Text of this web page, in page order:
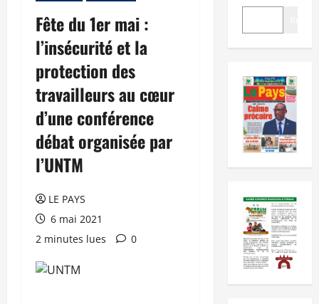
Fête du 1er mai :
l’insécurité et la
protection des
travailleurs au cœur
d’une conférence
débat organisée par
l’UNTM
LE PAYS
6 mai 2021
2 minutes lues
0